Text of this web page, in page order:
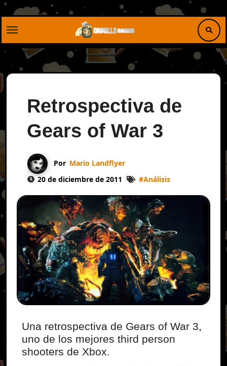
Retrospectiva de
Gears of War 3
Por Mario Landflyer
20 de diciembre de 2011
#Análisis
Una retrospectiva de Gears of War 3,
uno de los mejores third person
shooters de Xbox.